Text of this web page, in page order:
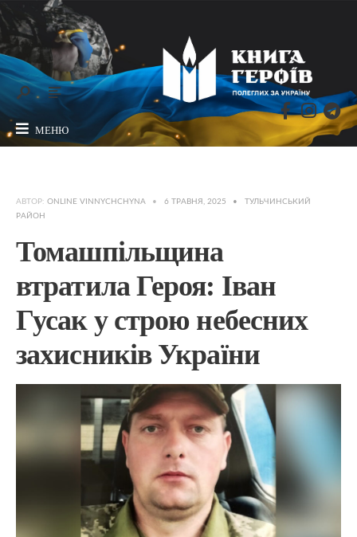
МЕНЮ
АВТОР: ONLINE VINNYCHCHYNA • 6 ТРАВНЯ, 2025 •
ТУЛЬЧИНСЬКИЙ
РАЙОН
Томашпільщина
втратила Героя: Іван
Гусак у строю небесних
захисників України